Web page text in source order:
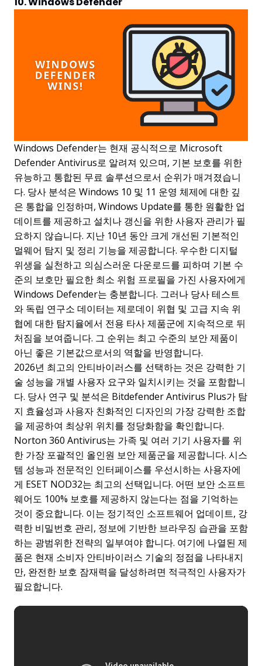
Windows Defender는 현재 공식적으로 Microsoft
Defender Antivirus로 알려져 있으며, 기본 보호를 위한
유능하고 통합된 무료 솔루션으로서 순위가 매겨졌습니
다. 당사 분석은 Windows 10 및 11 운영 체제에 대한 깊
은 통합을 인정하며, Windows Update를 통한 원활한 업
데이트를 제공하고 설치나 갱신을 위한 사용자 관리가 필
요하지 않습니다. 지난 10년 동안 크게 개선된 기본적인
멀웨어 탐지 및 정리 기능을 제공합니다. 우수한 디지털
위생을 실천하고 의심스러운 다운로드를 피하며 기본 수
준의 보호만 필요한 최소 위험 프로필을 가진 사용자에게
Windows Defender는 충분합니다. 그러나 당사 테스트
와 독립 연구소 데이터는 제로데이 위협 및 고급 지속 위
협에 대한 탐지율에서 전용 타사 제품군에 지속적으로 뒤
처짐을 보여줍니다. 그 순위는 최고 수준의 보안 제품이
아닌 좋은 기본값으로서의 역할을 반영합니다.
2026년 최고의 안티바이러스를 선택하는 것은 강력한 기
술 성능을 개별 사용자 요구와 일치시키는 것을 포함합니
다. 당사 연구 및 분석은 Bitdefender Antivirus Plus가 탐
지 효율성과 사용자 친화적인 디자인의 가장 강력한 조합
을 제공하여 최상위 위치를 정당화함을 확인합니다.
Norton 360 Antivirus는 가족 및 여러 기기 사용자를 위
한 가장 포괄적인 올인원 보안 제품군을 제공합니다. 시스
템 성능과 전문적인 인터페이스를 우선시하는 사용자에
게 ESET NOD32는 최고의 선택입니다. 어떤 보안 소프트
웨어도 100% 보호를 제공하지 않는다는 점을 기억하는
것이 중요합니다. 이는 정기적인 소프트웨어 업데이트, 강
력한 비밀번호 관리, 정보에 기반한 브라우징 습관을 포함
하는 광범위한 전략의 일부여야 합니다. 여기에 나열된 제
품은 현재 소비자 안티바이러스 기술의 정점을 나타내지
만, 완전한 보호 잠재력을 달성하려면 적극적인 사용자가
필요합니다.